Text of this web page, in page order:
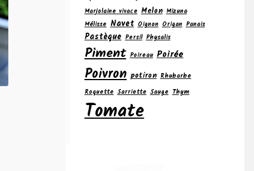
Marjolaine vivace Melon Mizuna
Mélisse Navet Oignon Origan Panais
Pastèque Persil Physalis
Piment Poireau Poirée
Poivron potiron Rhubarbe
Roquette Sarriette Sauge Thym
Tomate